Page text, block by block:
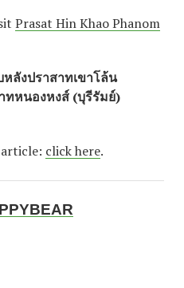
Prasat Hin Khao Phanom
ลังปราสาทเขาโล้น
ทหนองหงส์ (บุรีรัมย์)
article: click here.